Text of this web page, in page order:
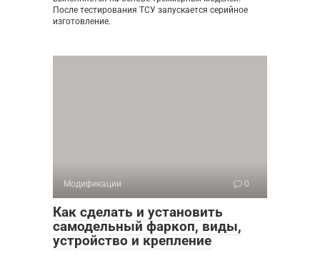
После тестирования ТСУ запускается серийное
изготовление.
Модификации 0
Как сделать и установить
самодельный фаркоп, виды,
устройство и крепление